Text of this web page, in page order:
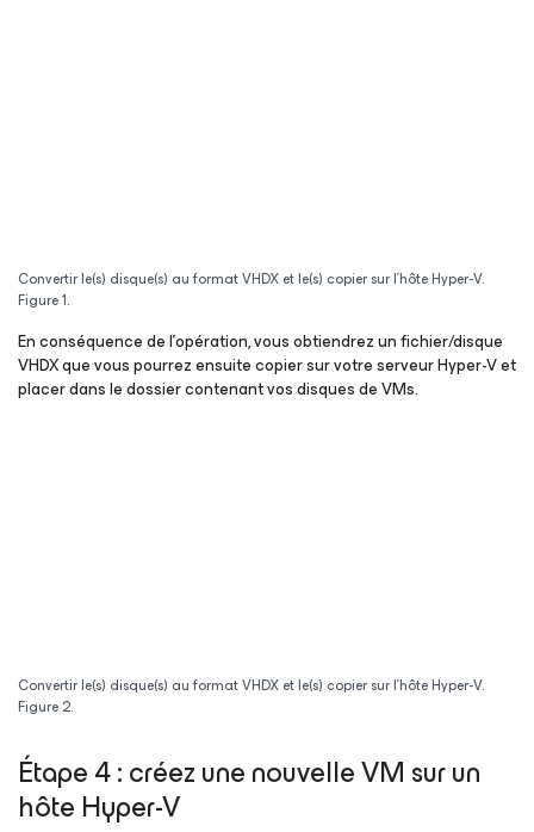
Convertir le(s) disque(s) au format VHDX et le(s) copier sur l’hôte Hyper-V.
Figure 1.
En conséquence de l’opération, vous obtiendrez un fichier/disque
VHDX que vous pourrez ensuite copier sur votre serveur Hyper-V et
placer dans le dossier contenant vos disques de VMs.
Convertir le(s) disque(s) au format VHDX et le(s) copier sur l’hôte Hyper-V.
Figure 2.
Étape 4 : créez une nouvelle VM sur un
hôte Hyper-V